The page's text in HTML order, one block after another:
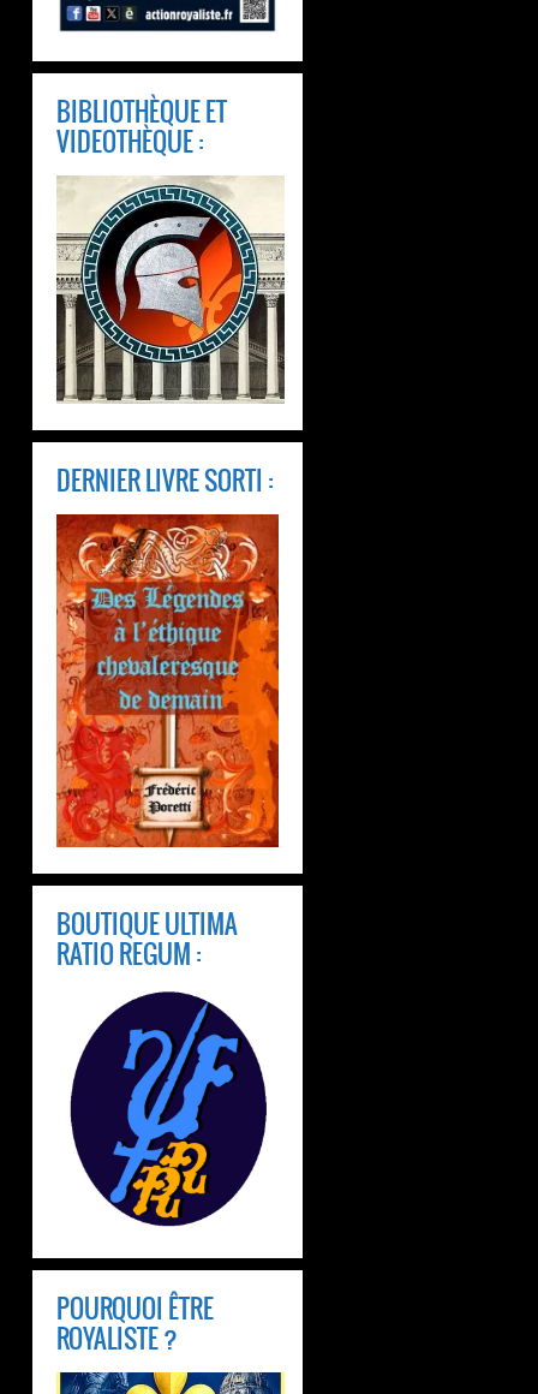
BIBLIOTHÈQUE ET
VIDEOTHÈQUE :
DERNIER LIVRE SORTI :
BOUTIQUE ULTIMA
RATIO REGUM :
POURQUOI ÊTRE
ROYALISTE ?